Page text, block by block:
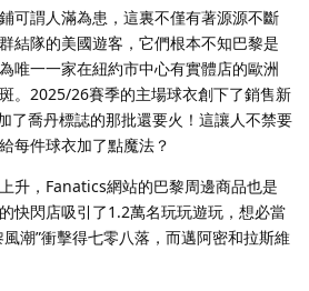
可謂人滿為患，這裏不僅有著源源不斷
結隊的美國遊客，它們根本不知巴黎是
唯一一家在紐約市中心有實體店的歐洲
。2025/26賽季的主場球衣創下了銷售新
了喬丹標誌的那批還要火！這讓人不禁要
每件球衣加了點魔法？
升，Fanatics網站的巴黎周邊商品也是
快閃店吸引了1.2萬名玩玩遊玩，想必當
潮”衝擊得七零八落，而邁阿密和拉斯維